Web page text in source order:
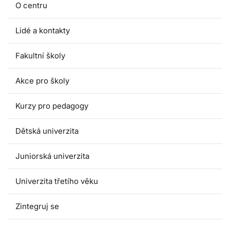
O centru
Lidé a kontakty
Fakultní školy
Akce pro školy
Kurzy pro pedagogy
Dětská univerzita
Juniorská univerzita
Univerzita třetího věku
Zintegruj se